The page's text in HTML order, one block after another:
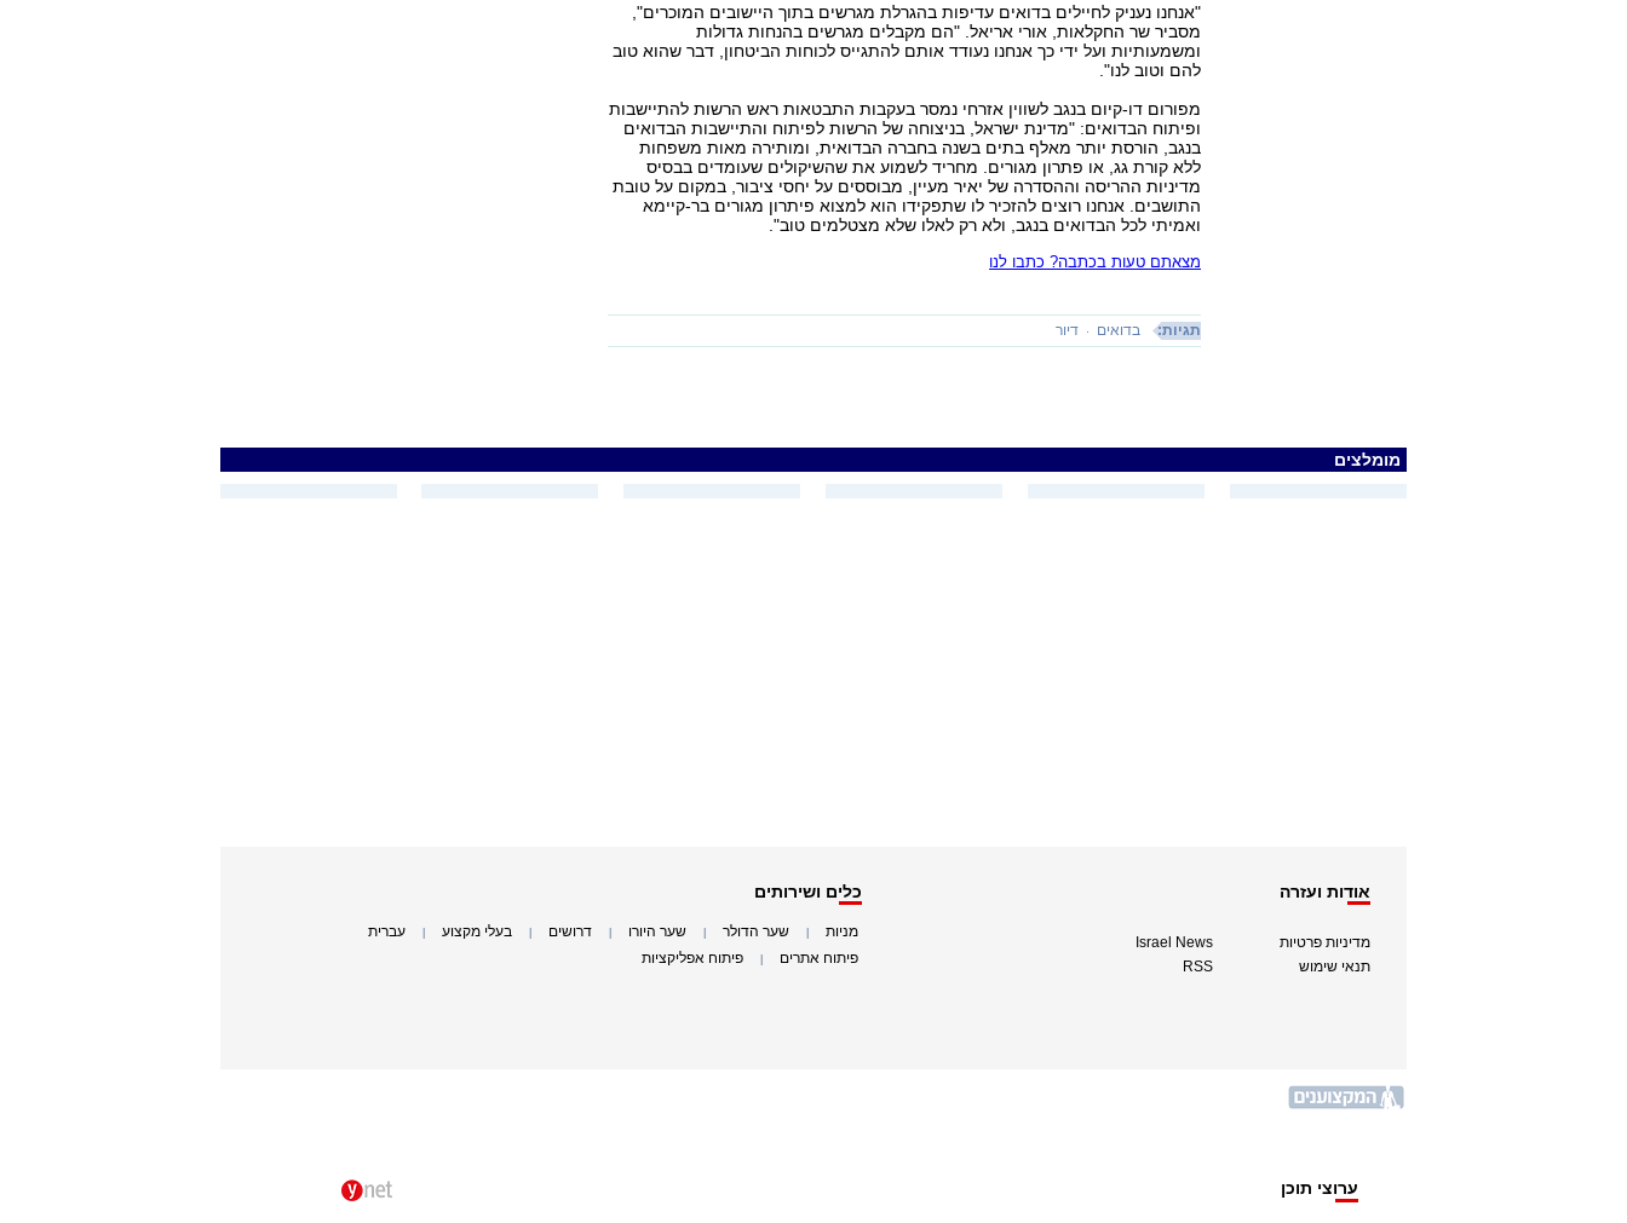
"אנחנו נעניק לחיילים בדואים עדיפות בהגרלת מגרשים בתוך היישובים המוכרים",
מסביר שר החקלאות, אורי אריאל. "הם מקבלים מגרשים בהנחות גדולות
ומשמעותיות ועל ידי כך אנחנו נעודד אותם להתגייס לכוחות הביטחון, דבר שהוא טוב
להם וטוב לנו".
מפורום דו-קיום בנגב לשווין אזרחי נמסר בעקבות התבטאות ראש הרשות להתיישבות
ופיתוח הבדואים: "מדינת ישראל, בניצוחה של הרשות לפיתוח והתיישבות הבדואים
בנגב, הורסת יותר מאלף בתים בשנה בחברה הבדואית, ומותירה מאות משפחות
ללא קורת גג, או פתרון מגורים. מחריד לשמוע את שהשיקולים שעומדים בבסיס
מדיניות ההריסה וההסדרה של יאיר מעיין, מבוססים על יחסי ציבור, במקום על טובת
התושבים. אנחנו רוצים להזכיר לו שתפקידו הוא למצוא פיתרון מגורים בר-קיימא
ואמיתי לכל הבדואים בנגב, ולא רק לאלו שלא מצטלמים טוב".
מצאתם טעות בכתבה? כתבו לנו
תגיות: בדואים דיור
מומלצים
אודות ועזרה
מדיניות פרטיות
תנאי שימוש
Israel News
RSS
כלים ושירותים
מניות שער הדולר שער היורו דרושים בעלי מקצוע עברית
פיתוח אתרים פיתוח אפליקציות
ערוצי תוכן